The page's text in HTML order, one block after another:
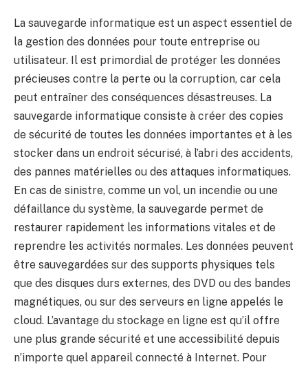
La sauvegarde informatique est un aspect essentiel de
la gestion des données pour toute entreprise ou
utilisateur. Il est primordial de protéger les données
précieuses contre la perte ou la corruption, car cela
peut entraîner des conséquences désastreuses. La
sauvegarde informatique consiste à créer des copies
de sécurité de toutes les données importantes et à les
stocker dans un endroit sécurisé, à l’abri des accidents,
des pannes matérielles ou des attaques informatiques.
En cas de sinistre, comme un vol, un incendie ou une
défaillance du système, la sauvegarde permet de
restaurer rapidement les informations vitales et de
reprendre les activités normales. Les données peuvent
être sauvegardées sur des supports physiques tels
que des disques durs externes, des DVD ou des bandes
magnétiques, ou sur des serveurs en ligne appelés le
cloud. L’avantage du stockage en ligne est qu’il offre
une plus grande sécurité et une accessibilité depuis
n’importe quel appareil connecté à Internet. Pour